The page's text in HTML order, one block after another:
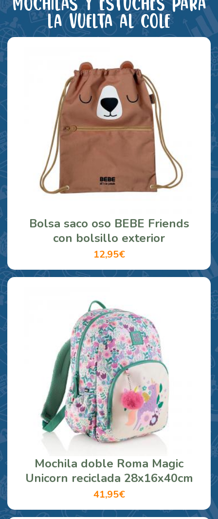
la vuelta al cole
Bolsa saco oso BEBE Friends
con bolsillo exterior
12,95€
Mochila doble Roma Magic
Unicorn reciclada 28x16x40cm
41,95€